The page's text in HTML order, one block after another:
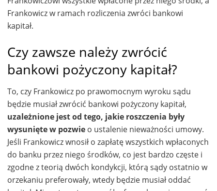
Frankowicz w ramach rozliczenia zwróci bankowi
kapitał.
Czy zawsze należy zwrócić
bankowi pożyczony kapitał?
To, czy Frankowicz po prawomocnym wyroku sądu
będzie musiał zwrócić bankowi pożyczony kapitał,
uzależnione jest od tego, jakie roszczenia były
wysunięte w pozwie o ustalenie nieważności umowy.
Jeśli Frankowicz wnosił o zapłatę wszystkich wpłaconych
do banku przez niego środków, co jest bardzo częste i
zgodne z teorią dwóch kondykcji, którą sądy ostatnio w
orzekaniu preferowały, wtedy będzie musiał oddać